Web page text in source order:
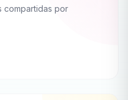
compartidas por